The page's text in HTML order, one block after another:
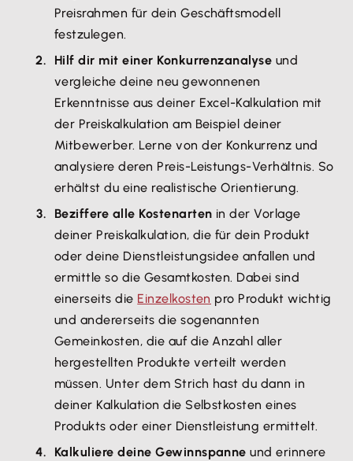
Preisrahmen für dein Geschäftsmodell
festzulegen.
Hilf dir mit einer Konkurrenzanalyse und
vergleiche deine neu gewonnenen
Erkenntnisse aus deiner Excel-Kalkulation mit
der Preiskalkulation am Beispiel deiner
Mitbewerber. Lerne von der Konkurrenz und
analysiere deren Preis-Leistungs-Verhältnis. So
erhältst du eine realistische Orientierung.
Beziffere alle Kostenarten in der Vorlage
deiner Preiskalkulation, die für dein Produkt
oder deine Dienstleistungsidee anfallen und
ermittle so die Gesamtkosten. Dabei sind
einerseits die Einzelkosten pro Produkt wichtig
und andererseits die sogenannten
Gemeinkosten, die auf die Anzahl aller
hergestellten Produkte verteilt werden
müssen. Unter dem Strich hast du dann in
deiner Kalkulation die Selbstkosten eines
Produkts oder einer Dienstleistung ermittelt.
Kalkuliere deine Gewinnspanne und erinnere